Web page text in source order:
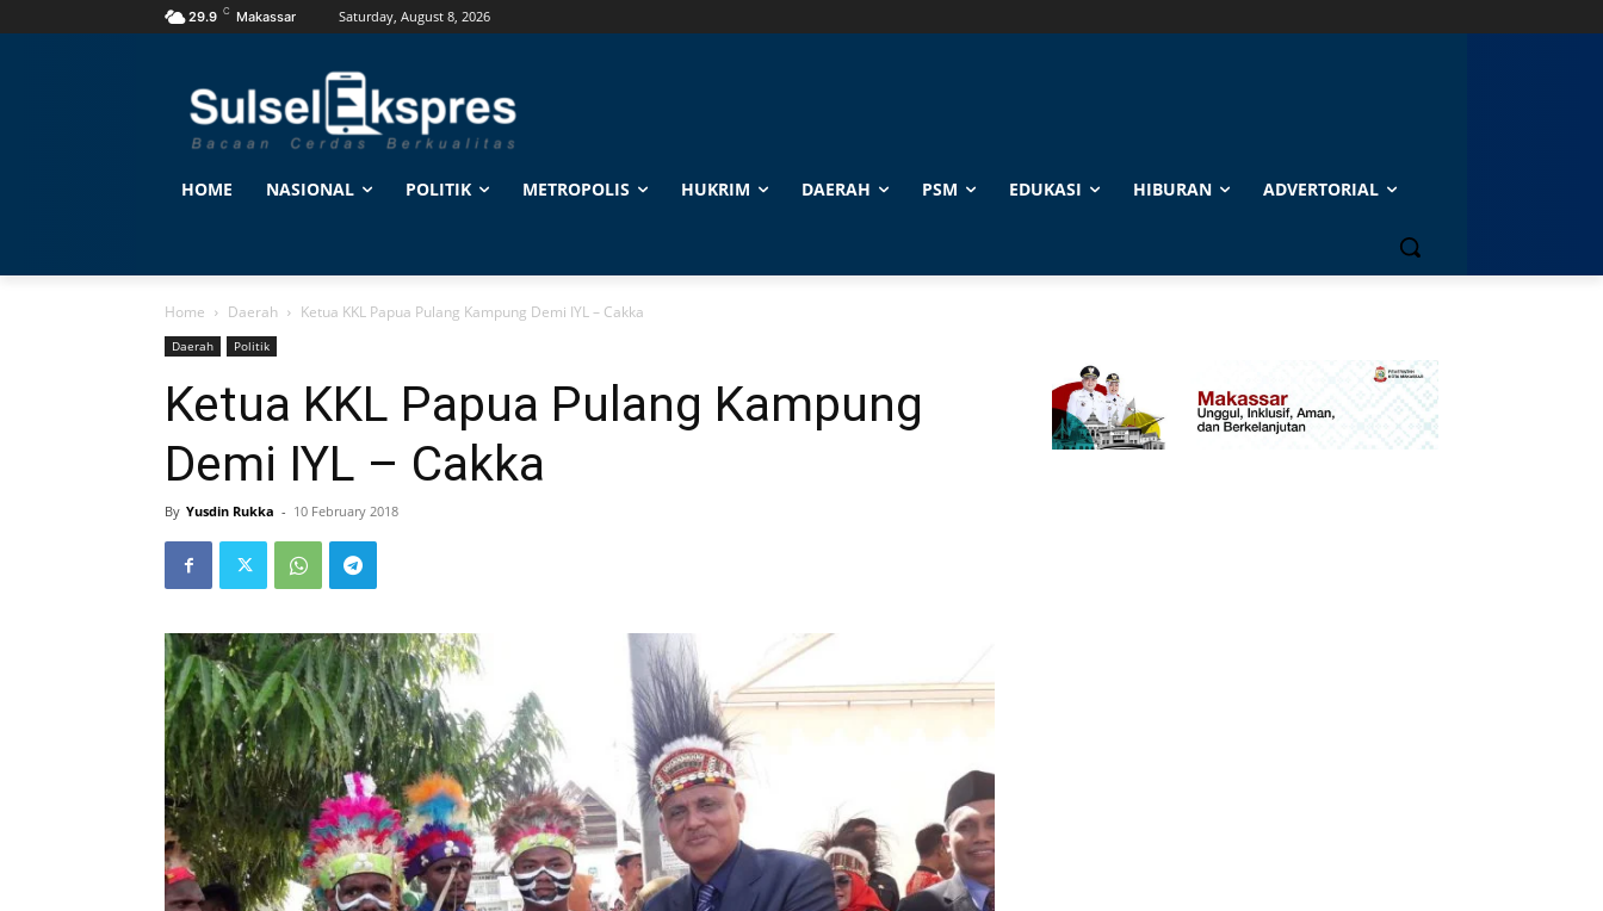
29.9 C Makassar Saturday, August 8, 2026
HOME NASIONAL POLITIK METROPOLIS HUKRIM DAERAH PSM EDUKASI HIBURAN ADVERTORIAL
Home Daerah Ketua KKL Papua Pulang Kampung Demi IYL – Cakka
Daerah Politik
Ketua KKL Papua Pulang Kampung
Demi IYL – Cakka
By Yusdin Rukka - 10 February 2018